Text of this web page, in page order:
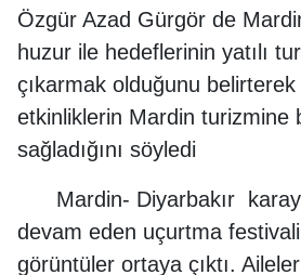
Özgür Azad Gürgör de
huzur ile hedeflerinin yatılı
çıkarmak olduğunu
etkinliklerin Mardin turizmine
sağladığını söyledi
Mardin- Diyarbakır
devam eden uçurtma
görüntüler ortaya çıktı.